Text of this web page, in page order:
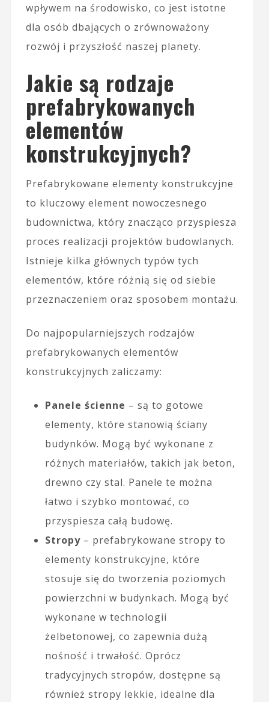
wpływem na środowisko, co jest istotne
dla osób dbających o zrównoważony
rozwój i przyszłość naszej planety.
Jakie są rodzaje
prefabrykowanych
elementów
konstrukcyjnych?
Prefabrykowane elementy konstrukcyjne
to kluczowy element nowoczesnego
budownictwa, który znacząco przyspiesza
proces realizacji projektów budowlanych.
Istnieje kilka głównych typów tych
elementów, które różnią się od siebie
przeznaczeniem oraz sposobem montażu.
Do najpopularniejszych rodzajów
prefabrykowanych elementów
konstrukcyjnych zaliczamy:
Panele ścienne – są to gotowe
elementy, które stanowią ściany
budynków. Mogą być wykonane z
różnych materiałów, takich jak beton,
drewno czy stal. Panele te można
łatwo i szybko montować, co
przyspiesza całą budowę.
Stropy– prefabrykowane stropy to
elementy konstrukcyjne, które
stosuje się do tworzenia poziomych
powierzchni w budynkach. Mogą być
wykonane w technologii
żelbetonowej, co zapewnia dużą
nośność i trwałość. Oprócz
tradycyjnych stropów, dostępne są
również stropy lekkie, idealne dla